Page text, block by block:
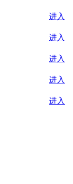
进入
进入
进入
进入
进入